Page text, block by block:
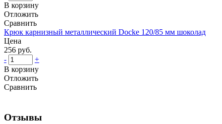
В корзину
Отложить
Сравнить
Крюк карнизный металлический Docke 120/85 мм шоколад
Цена
256 руб.
-
+
В корзину
Отложить
Сравнить
Отзывы